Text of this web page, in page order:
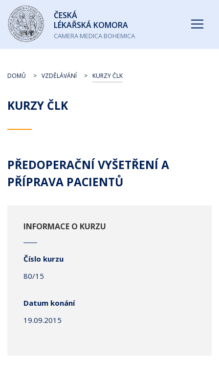
Česká
lékařská
komora
ČESKÁ
LÉKAŘSKÁ KOMORA
CAMERA MEDICA BOHEMICA
KURZY ČLK
DOMŮ VZDĚLÁVÁNÍ KURZY ČLK
PŘEDOPERAČNÍ VYŠETŘENÍ A
PŘÍPRAVA PACIENTŮ
INFORMACE O KURZU
Číslo kurzu
80/15
Datum konání
19.09.2015